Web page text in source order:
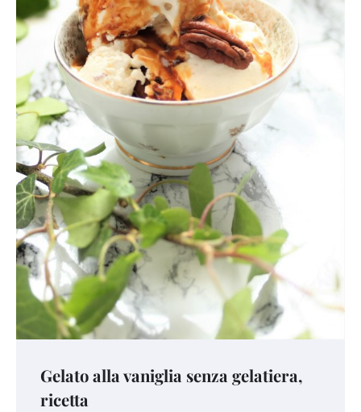
Gelato alla vaniglia senza gelatiera,
ricetta